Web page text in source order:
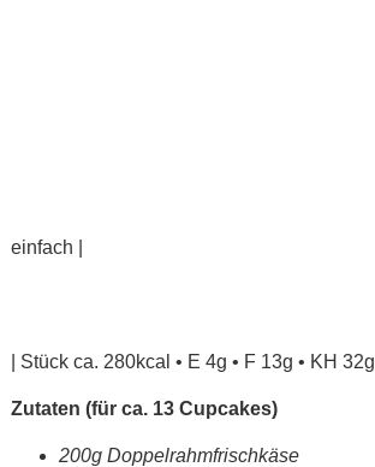
einfach |
| Stück ca. 280kcal • E 4g • F 13g • KH 32g
Zutaten (für ca. 13 Cupcakes)
200g Doppelrahmfrischkäse